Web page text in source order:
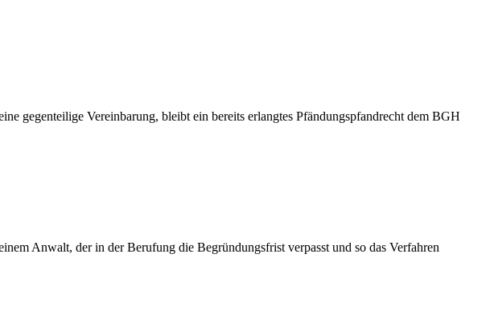
gegenteilige Vereinbarung, bleibt ein bereits erlangtes Pfändungspfandrecht dem BGH
Anwalt, der in der Berufung die Begründungsfrist verpasst und so das Verfahren